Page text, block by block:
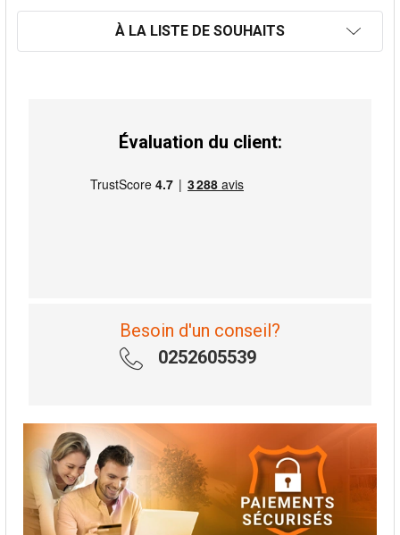
À LA LISTE DE SOUHAITS
Évaluation du client:
Besoin d'un conseil?
0252605539